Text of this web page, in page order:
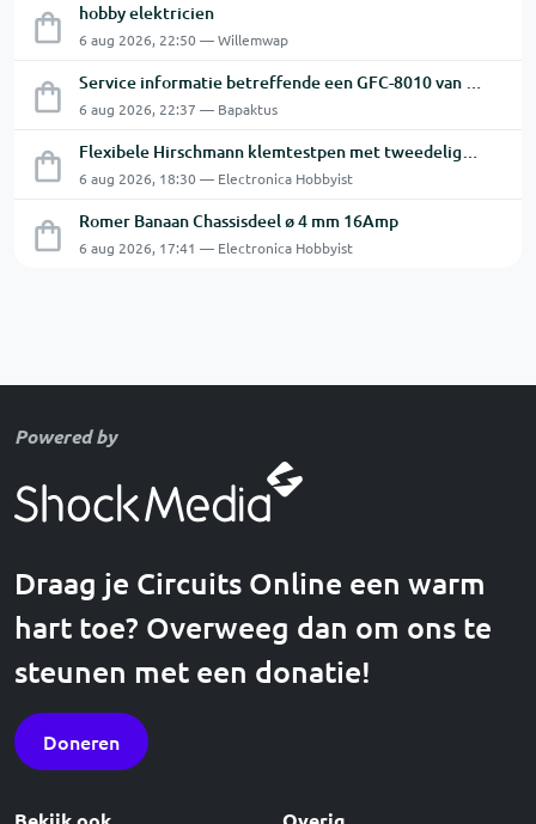
hobby elektricien
6 aug 2026, 22:50 — Willemwap
Service informatie betreffende een GFC-8010 van GW
6 aug 2026, 22:37 — Bapaktus
Flexibele Hirschmann klemtestpen met tweedelige klem.
6 aug 2026, 18:30 — Electronica Hobbyist
Romer Banaan Chassisdeel ø 4 mm 16Amp
6 aug 2026, 17:41 — Electronica Hobbyist
Powered by
Draag je Circuits Online een warm
hart toe? Overweeg dan om ons te
steunen met een donatie!
Doneren